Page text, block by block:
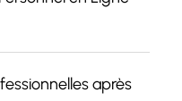
après